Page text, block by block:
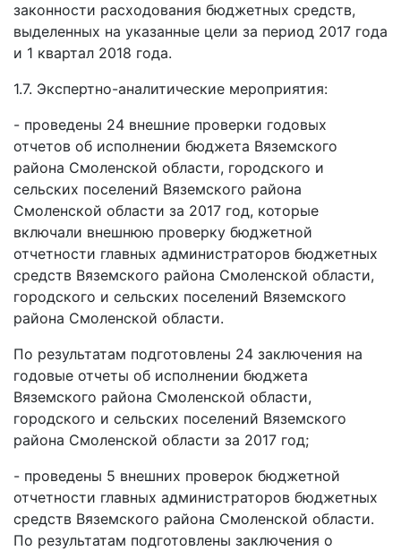
законности расходования бюджетных средств,
выделенных на указанные цели за период 2017 года
и 1 квартал 2018 года.
1.7. Экспертно-аналитические мероприятия:
- проведены 24 внешние проверки годовых
отчетов об исполнении бюджета Вяземского
района Смоленской области, городского и
сельских поселений Вяземского района
Смоленской области за 2017 год, которые
включали внешнюю проверку бюджетной
отчетности главных администраторов бюджетных
средств Вяземского района Смоленской области,
городского и сельских поселений Вяземского
района Смоленской области.
По результатам подготовлены 24 заключения на
годовые отчеты об исполнении бюджета
Вяземского района Смоленской области,
городского и сельских поселений Вяземского
района Смоленской области за 2017 год;
- проведены 5 внешних проверок бюджетной
отчетности главных администраторов бюджетных
средств Вяземского района Смоленской области.
По результатам подготовлены заключения о